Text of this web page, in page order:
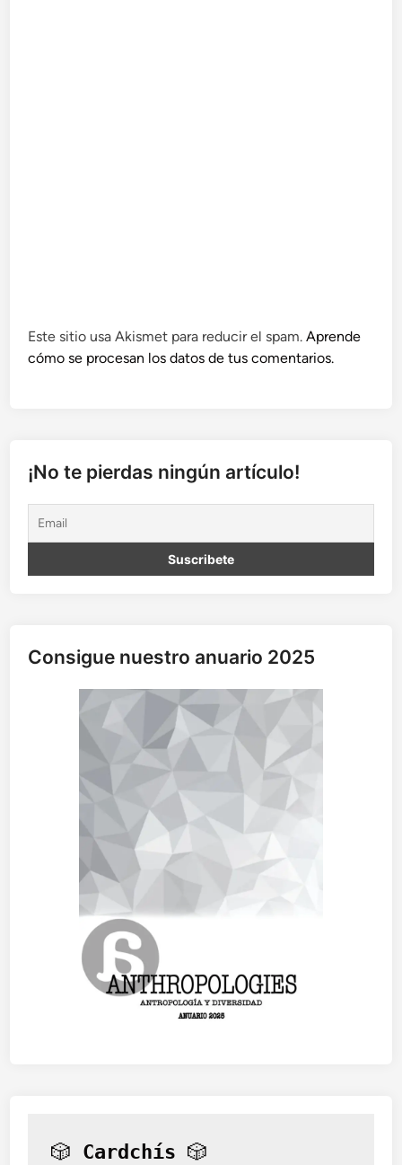
Este sitio usa Akismet para reducir el spam.Aprende
cómo se procesan los datos de tus comentarios.
¡No te pierdas ningún artículo!
Consigue nuestro anuario 2025
🎲 Cardchís 🎲